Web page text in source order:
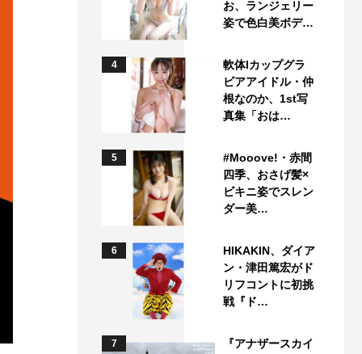
お、ランジェリー
姿で色白美ボデ…
4
軟体Iカップグラ
ビアアイドル・仲
根なのか、1st写
真集「おは…
5
#Mooove!・赤間
四季、おさげ髪×
ビキニ姿でスレン
ダー美…
6
HIKAKIN、ダイア
ン・津田篤宏がド
リフコントに初挑
戦『ド…
7
『アナザースカイ